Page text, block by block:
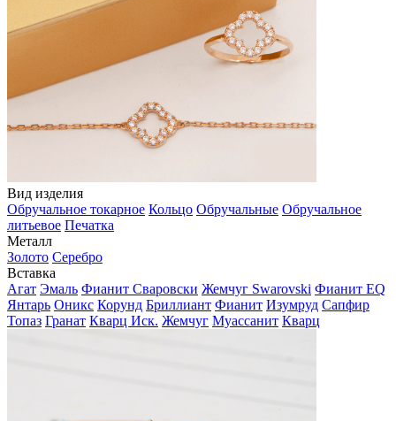
Вид изделия
Обручальное токарное Кольцо Обручальные Обручальное
литьевое Печатка
Металл
Золото Серебро
Вставка
Агат Эмаль Фианит Сваровски Жемчуг Swarovski Фианит EQ
Янтарь Оникс Корунд Бриллиант Фианит Изумруд Сапфир
Топаз Гранат Кварц Иск. Жемчуг Муассанит Кварц